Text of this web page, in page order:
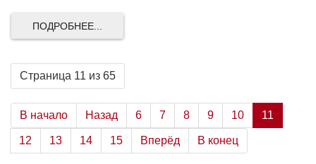
ПОДРОБНЕЕ...
Страница 11 из 65
В начало Назад 6 7 8 9 10 11
12 13 14 15 Вперёд В конец